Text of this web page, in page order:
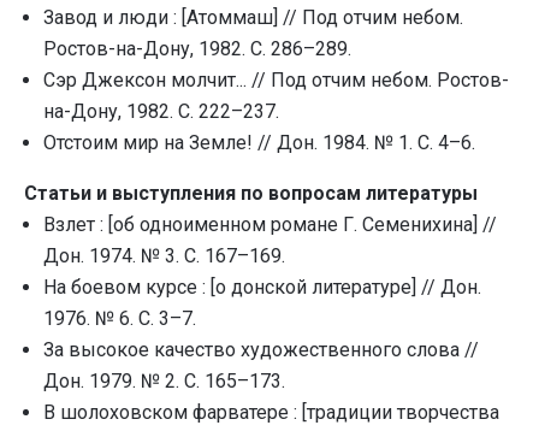
Завод и люди : [Атоммаш] // Под отчим небом.
Ростов-на-Дону, 1982. С. 286–289.
Сэр Джексон молчит... // Под отчим небом. Ростов-
на-Дону, 1982. С. 222–237.
Отстоим мир на Земле! // Дон. 1984. № 1. С. 4–6.
Статьи и выступления по вопросам литературы
Взлет : [об одноименном романе Г. Семенихина] //
Дон. 1974. № 3. С. 167–169.
На боевом курсе : [о донской литературе] // Дон.
1976. № 6. С. 3–7.
За высокое качество художественного слова //
Дон. 1979. № 2. С. 165–173.
В шолоховском фарватере : [традиции творчества